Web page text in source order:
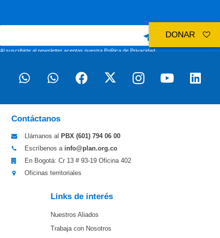
Al suscribirte al newsletter aceptas nuestraPolítica de Privacidad
Contáctanos
Llámanos al PBX (601) 794 06 00
Escríbenos a info@plan.org.co
En Bogotá: Cr 13 # 93-19 Oficina 402
Oficinas territoriales
Links de interés
Nuestros Aliados
Trabaja con Nosotros
DONAR